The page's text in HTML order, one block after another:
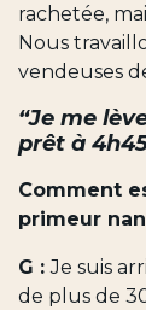
rachetée,
Nous
vendeuses
“Je me
prêt à
Comment
primeur
G :Je suis
de plus de